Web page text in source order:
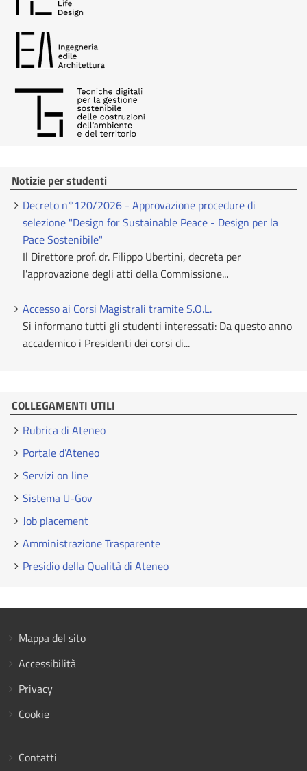
Notizie per studenti
Decreto n°120/2026 - Approvazione procedure di
selezione "Design for Sustainable Peace - Design per la
Pace Sostenibile"
Il Direttore prof. dr. Filippo Ubertini, decreta per
l'approvazione degli atti della Commissione...
Accesso ai Corsi Magistrali tramite S.O.L.
Si informano tutti gli studenti interessati: Da questo anno
accademico i Presidenti dei corsi di...
COLLEGAMENTI UTILI
Rubrica di Ateneo
Portale d’Ateneo
Servizi on line
Sistema U-Gov
Job placement
Amministrazione Trasparente
Presidio della Qualità di Ateneo
Mappa del sito
Accessibilità
Privacy
Cookie
Contatti